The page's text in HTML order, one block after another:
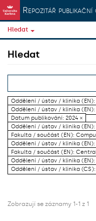
Přeskočit na obsah
Repozitář
Hledat
Hledat
Oddělení / ústav / klinika
Oddělení / ústav / klinika
Datum publikování: 2024 ×
Oddělení / ústav / klinika
Fakulta / součást (EN):
Oddělení / ústav / klinika
Fakulta / součást (EN):
Oddělení / ústav / klinika
Oddělení / ústav / klinika
Zobrazují se záznamy 1-1 z 1